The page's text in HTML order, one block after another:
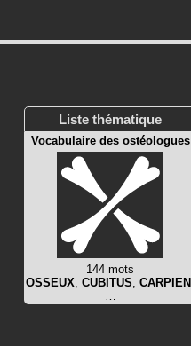
Liste thématique
Vocabulaire des ostéologues
144 mots
OSSEUX, CUBITUS, CARPIEN
…